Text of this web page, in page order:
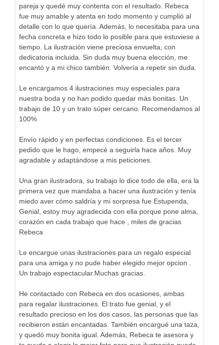
pareja y quedé muy contenta con el resultado. Rebeca
fue muy amable y atenta en todo momento y cumplió al
detalle con lo que quería. Además, lo necesitaba para una
fecha concreta e hizo todo lo posible para que estuviese a
tiempo. La ilustración viene preciosa envuelta, con
dedicatoria incluida. Sin duda muy buena elección, me
encantó y a mi chico también. Volvería a repetir sin duda.
Le encargamos 4 ilustraciones muy especiales para
nuestra boda y no han podido quedar más bonitas. Un
trabajo de 10 y un trato súper cercano. Recomendamos al
100%
Envío rápido y en perfectas condiciones. Es el tercer
pedido que le hago, empecé a seguirla hace años. Muy
agradable y adaptándose a mis peticiones.
Una gran ilustradora, su trabajo lo dice todo de ella, era la
primera vez que mandaba a hacer una ilustración y tenía
miedo aver cómo saldría y mi sorpresa fue Estupenda,
Genial, estoy muy agradecida con ella porque pone alma,
corazón en cada trabajo que hace , miles de gracias
Rebeca
Le encargue unas ilustraciones para un regalo especial
para una amiga y no pude haber elegido mejor opcion .
Un trabajo espectacular.Muchas gracias.
He contactado con Rebeca en dos ocasiones, ambas
para regalar ilustraciones. El trato fue genial, y el
resultado precioso en los dos casos, las personas que las
recibieron están encantadas. También encargué una taza,
y quedó muy bonita igual. Además, Rebeca te asesora y